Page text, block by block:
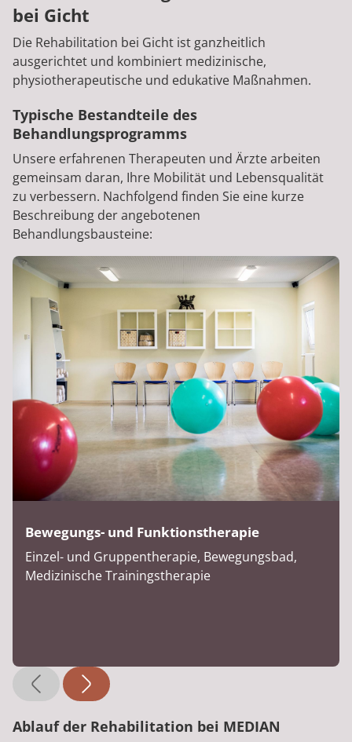
bei Gicht
Die Rehabilitation bei Gicht ist ganzheitlich
ausgerichtet und kombiniert medizinische,
physiotherapeutische und edukative Maßnahmen.
Typische Bestandteile des
Behandlungsprogramms
Unsere erfahrenen Therapeuten und Ärzte arbeiten
gemeinsam daran, Ihre Mobilität und Lebensqualität
zu verbessern. Nachfolgend finden Sie eine kurze
Beschreibung der angebotenen
Behandlungsbausteine:
Bewegungs- und Funktionstherapie
Einzel- und Gruppentherapie, Bewegungsbad,
Medizinische Trainingstherapie
Ablauf der Rehabilitation bei MEDIAN